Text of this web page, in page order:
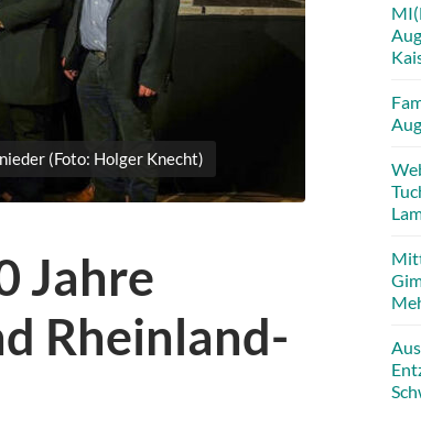
(Foto: Holger Knecht)
Jahre
Rheinland-